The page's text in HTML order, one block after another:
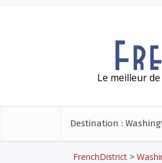
Le meilleur de
Destination :
FrenchDistrict >